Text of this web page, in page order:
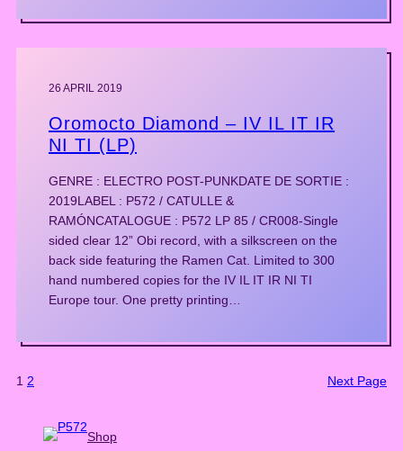
26 APRIL 2019
Oromocto Diamond – IV IL IT IR
NI TI (LP)
GENRE : ELECTRO POST-PUNKDATE DE SORTIE :
2019LABEL : P572 / CATULLE &
RAMÓNCATALOGUE : P572 LP 85 / CR008-Single
sided clear 12” Obi record, with a silkscreen on the
back side featuring the Ramen Cat. Limited to 300
hand numbered copies for the IV IL IT IR NI TI
Europe tour. One pretty printing…
1 2 Next Page
Shop